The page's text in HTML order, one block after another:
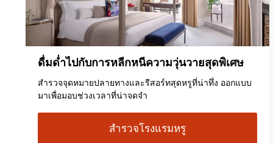
ดื่มด่ำไปกับการหลีกหนีความวุ่นวายสุดพิเศษ
สำรวจจุดหมายปลายทางและรีสอร์ทสุดหรูที่น่าทึ่ง ออกแบบ
มาเพื่อมอบช่วงเวลาที่น่าจดจำ
สำรวจโรงแรมหรู